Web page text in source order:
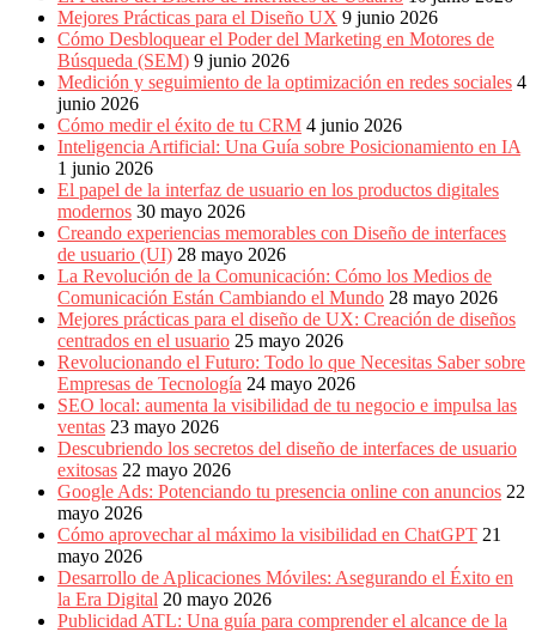
Mejores Prácticas para el Diseño UX 9 junio 2026
Cómo Desbloquear el Poder del Marketing en Motores de
Búsqueda (SEM) 9 junio 2026
Medición y seguimiento de la optimización en redes sociales 4
junio 2026
Cómo medir el éxito de tu CRM 4 junio 2026
Inteligencia Artificial: Una Guía sobre Posicionamiento en IA
1 junio 2026
El papel de la interfaz de usuario en los productos digitales
modernos 30 mayo 2026
Creando experiencias memorables con Diseño de interfaces
de usuario (UI) 28 mayo 2026
La Revolución de la Comunicación: Cómo los Medios de
Comunicación Están Cambiando el Mundo 28 mayo 2026
Mejores prácticas para el diseño de UX: Creación de diseños
centrados en el usuario 25 mayo 2026
Revolucionando el Futuro: Todo lo que Necesitas Saber sobre
Empresas de Tecnología 24 mayo 2026
SEO local: aumenta la visibilidad de tu negocio e impulsa las
ventas 23 mayo 2026
Descubriendo los secretos del diseño de interfaces de usuario
exitosas 22 mayo 2026
Google Ads: Potenciando tu presencia online con anuncios 22
mayo 2026
Cómo aprovechar al máximo la visibilidad en ChatGPT 21
mayo 2026
Desarrollo de Aplicaciones Móviles: Asegurando el Éxito en
la Era Digital 20 mayo 2026
Publicidad ATL: Una guía para comprender el alcance de la